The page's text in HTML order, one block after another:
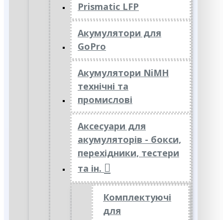
Prismatic LFP
Акумулятори для
GoPro
Акумулятори NiMH
технічні та
промислові
Аксесуари для
акумуляторів - бокси,
перехідники, тестери
та ін.
Комплектуючі
для